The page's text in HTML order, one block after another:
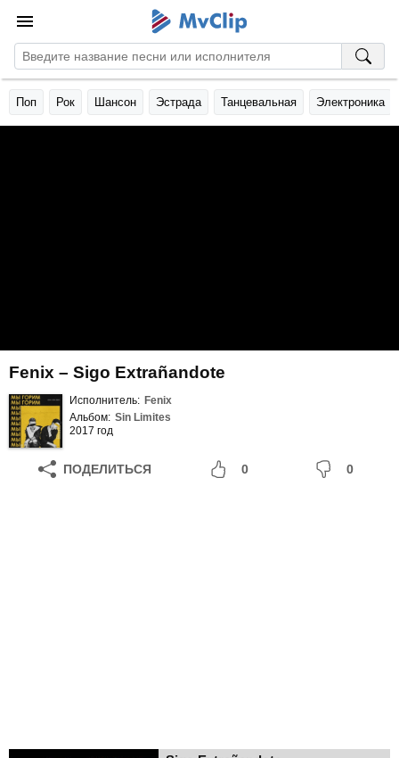
Поп Рок Шансон Эстрада Танцевальная Электроника
Fenix – Sigo Extrañandote
Исполнитель: Fenix
Альбом: Sin Limites
2017 год
ПОДЕЛИТЬСЯ 0 0